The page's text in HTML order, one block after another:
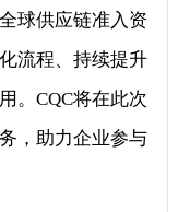
球供应链准入资
流程、持续提升
。CQC将在此次
，助力企业参与